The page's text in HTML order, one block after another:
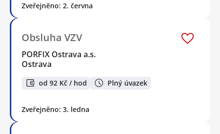
Zveřejněno: 2. června
Obsluha VZV
PORFIX Ostrava a.s.
Ostrava
od 92 Kč / hod Plný úvazek
Zveřejněno: 3. ledna